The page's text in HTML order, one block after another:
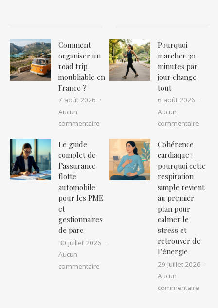
Comment
organiser un
road trip
inoubliable en
France ?
7 août 2026
Aucun
commentaire sur Comment organiser un road trip
Pourquoi
marcher 30
minutes par
jour change
tout
6 août 2026
Aucun
commentaire
Le guide
complet de
l’assurance
flotte
automobile
pour les PME
et
gestionnaires
de parc.
30 juillet 2026
Aucun
commentaire sur Le guide complet de
Cohérence
cardiaque :
pourquoi cette
respiration
simple revient
au premier
plan pour
calmer le
stress et
retrouver de
l’énergie
29 juillet 2026
Aucun
commentaire